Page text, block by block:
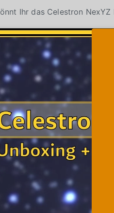
Ihr das Celestron NexYZ